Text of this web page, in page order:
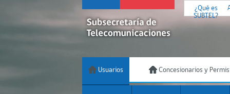
¿Qué es
SUBTEL?
Usuarios Concesionarios y